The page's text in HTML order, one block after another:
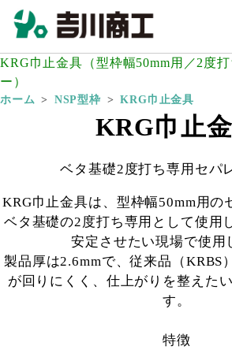
KRG巾止金具（型枠幅50mm用／2度
ー）
ホーム NSP型枠 KRG巾止金具
KRG巾止
ベタ基礎2度打ち専用セパ
KRG巾止金具は、型枠幅50mm用の
ベタ基礎の2度打ち専用として使用
安定させたい現場で使用
製品厚は2.6mmで、従来品（KRBS
が回りにくく、仕上がりを整えた
す。
特徴